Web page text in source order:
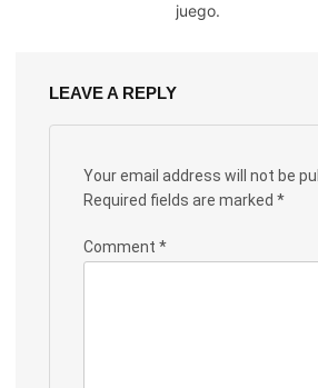
juego.
LEAVE A REPLY
Your email address will not be
Required fields are marked *
Comment *